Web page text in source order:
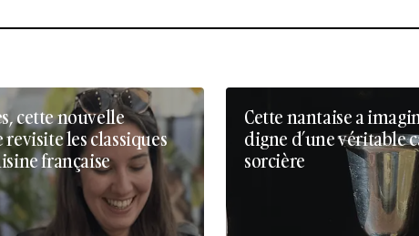
cette nouvelle
revisite les classiques
française
Cette nantaise a
digne d’une véritable
sorcière